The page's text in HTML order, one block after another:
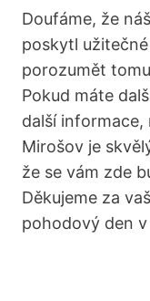
Doufáme, že
poskytl
porozumět
Pokud máte
další
Mirošov je
že se vám zde
Děkujeme za
pohodový den